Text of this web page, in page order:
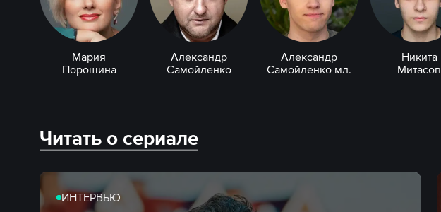
Мария
Порошина
Александр
Самойленко
Александр
Самойленко мл.
Никита
Митасов
Читать о сериале
ИНТЕРВЬЮ